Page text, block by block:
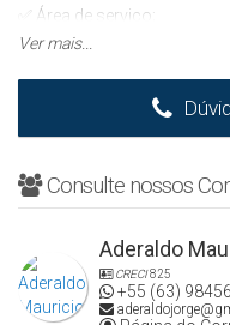
✅ Área de serviço;
✅ Condomínio com e
💰 R$ 2.800,00 (incluso
Alugar Imóveis
CRECI-TO J2913
Ver mais...
Consulte nossos
Aderaldo
CRECI825
+55 (63)